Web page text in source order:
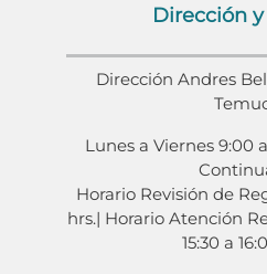
Dirección
Dirección Andres
Lunes a Viernes 9:00
Horario Revisión de
hrs.| Horario Atención
15:30 a